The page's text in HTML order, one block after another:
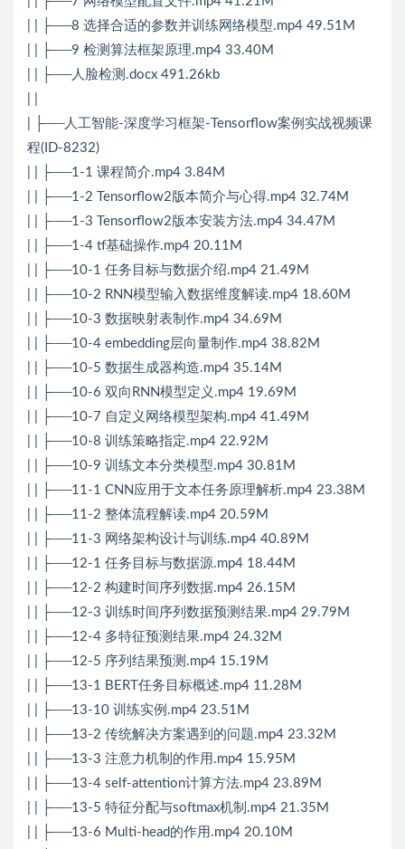
| | ├──8 选择合适的参数并训练网络模型.mp4 49.51M
| | ├──9 检测算法框架原理.mp4 33.40M
| | ├──人脸检测.docx 491.26kb
| ├──人工智能-深度学习框架-Tensorflow案例实战视频课
程(ID-8232)
| | ├──1-1 课程简介.mp4 3.84M
| | ├──1-2 Tensorflow2版本简介与心得.mp4 32.74M
| | ├──1-3 Tensorflow2版本安装方法.mp4 34.47M
| | ├──1-4 tf基础操作.mp4 20.11M
| | ├──10-1 任务目标与数据介绍.mp4 21.49M
| | ├──10-2 RNN模型输入数据维度解读.mp4 18.60M
| | ├──10-3 数据映射表制作.mp4 34.69M
| | ├──10-4 embedding层向量制作.mp4 38.82M
| | ├──10-5 数据生成器构造.mp4 35.14M
| | ├──10-6 双向RNN模型定义.mp4 19.69M
| | ├──10-7 自定义网络模型架构.mp4 41.49M
| | ├──10-8 训练策略指定.mp4 22.92M
| | ├──10-9 训练文本分类模型.mp4 30.81M
| | ├──11-1 CNN应用于文本任务原理解析.mp4 23.38M
| | ├──11-2 整体流程解读.mp4 20.59M
| | ├──11-3 网络架构设计与训练.mp4 40.89M
| | ├──12-1 任务目标与数据源.mp4 18.44M
| | ├──12-2 构建时间序列数据.mp4 26.15M
| | ├──12-3 训练时间序列数据预测结果.mp4 29.79M
| | ├──12-4 多特征预测结果.mp4 24.32M
| | ├──12-5 序列结果预测.mp4 15.19M
| | ├──13-1 BERT任务目标概述.mp4 11.28M
| | ├──13-10 训练实例.mp4 23.51M
| | ├──13-2 传统解决方案遇到的问题.mp4 23.32M
| | ├──13-3 注意力机制的作用.mp4 15.95M
| | ├──13-4 self-attention计算方法.mp4 23.89M
| | ├──13-5 特征分配与softmax机制.mp4 21.35M
| | ├──13-6 Multi-head的作用.mp4 20.10M